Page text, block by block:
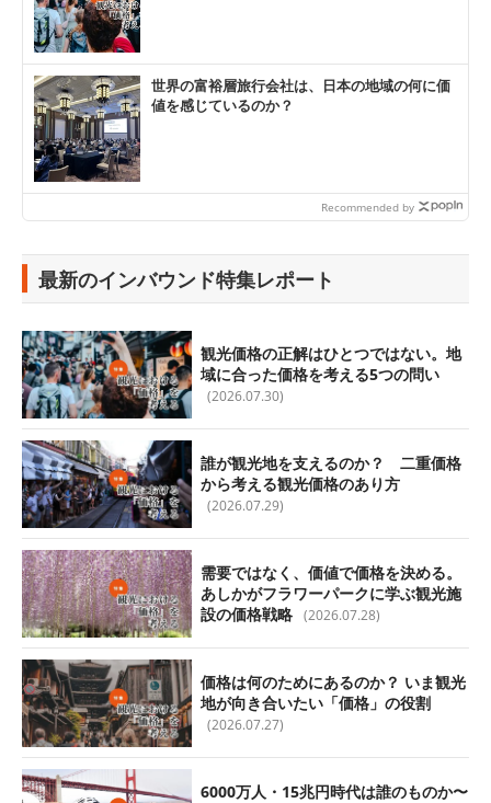
世界の富裕層旅行会社は、日本の地域の何に価
値を感じているのか？
Recommended by
最新のインバウンド特集レポート
観光価格の正解はひとつではない。地
域に合った価格を考える5つの問い
(2026.07.30)
誰が観光地を支えるのか？ 二重価格
から考える観光価格のあり方
(2026.07.29)
需要ではなく、価値で価格を決める。
あしかがフラワーパークに学ぶ観光施
設の価格戦略 (2026.07.28)
価格は何のためにあるのか？ いま観光
地が向き合いたい「価格」の役割
(2026.07.27)
6000万人・15兆円時代は誰のものか〜